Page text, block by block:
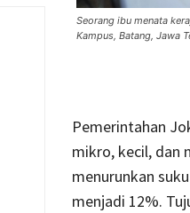
Seorang ibu menata
Kampus, Batang, Jawa
Pemerintahan
mikro, kecil, dan
menurunkan
menjadi 12%.